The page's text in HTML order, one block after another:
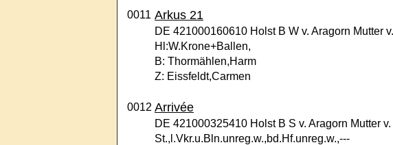
0011 Arkus 21
DE 421000160610 Holst B W v. Aragorn Mutter v.
Hl:W.Krone+Ballen,
B: Thormählen,Harm
Z: Eissfeldt,Carmen
0012 Arrivée
DE 421000325410 Holst B S v. Aragorn Mutter
St.,l.Vkr.u.Bln.unreg.w.,bd.Hf.unreg.w.,---